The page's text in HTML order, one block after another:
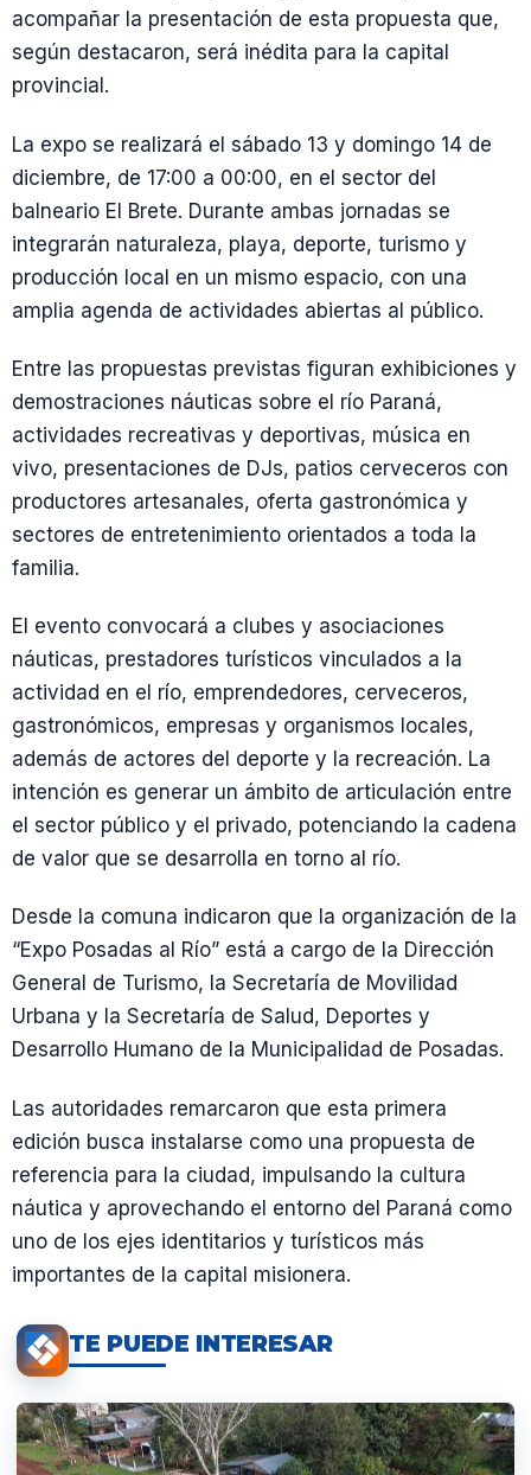
acompañar la presentación de esta propuesta que,
según destacaron, será inédita para la capital
provincial.
La expo se realizará el sábado 13 y domingo 14 de
diciembre, de 17:00 a 00:00, en el sector del
balneario El Brete. Durante ambas jornadas se
integrarán naturaleza, playa, deporte, turismo y
producción local en un mismo espacio, con una
amplia agenda de actividades abiertas al público.
Entre las propuestas previstas figuran exhibiciones y
demostraciones náuticas sobre el río Paraná,
actividades recreativas y deportivas, música en
vivo, presentaciones de DJs, patios cerveceros con
productores artesanales, oferta gastronómica y
sectores de entretenimiento orientados a toda la
familia.
El evento convocará a clubes y asociaciones
náuticas, prestadores turísticos vinculados a la
actividad en el río, emprendedores, cerveceros,
gastronómicos, empresas y organismos locales,
además de actores del deporte y la recreación. La
intención es generar un ámbito de articulación entre
el sector público y el privado, potenciando la cadena
de valor que se desarrolla en torno al río.
Desde la comuna indicaron que la organización de la
“Expo Posadas al Río” está a cargo de la Dirección
General de Turismo, la Secretaría de Movilidad
Urbana y la Secretaría de Salud, Deportes y
Desarrollo Humano de la Municipalidad de Posadas.
Las autoridades remarcaron que esta primera
edición busca instalarse como una propuesta de
referencia para la ciudad, impulsando la cultura
náutica y aprovechando el entorno del Paraná como
uno de los ejes identitarios y turísticos más
importantes de la capital misionera.
TE PUEDE INTERESAR